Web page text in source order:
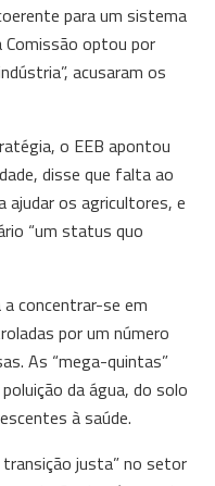
para um sistema
optou por
acusaram os
o EEB apontou
disse que falta ao
ajudar os agricultores, e
“um status quo
concentrar-se em
por um número
As “mega-quintas”
da água, do solo
à saúde.
justa” no setor